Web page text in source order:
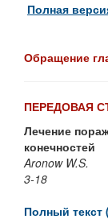
Полная
Обращение
ПЕРЕДОВАЯ
Лечение
конечностей
Aronow W.S.
3-18
Полный текст